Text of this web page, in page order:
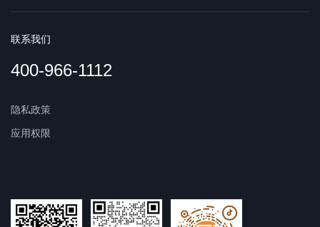
联系我们
400-966-1112
隐私政策
应用权限